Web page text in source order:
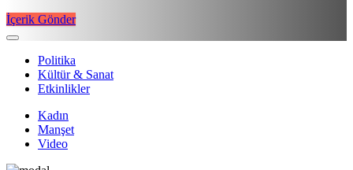
İçerik Gönder
Politika
Kültür & Sanat
Etkinlikler
Kadın
Manşet
Video